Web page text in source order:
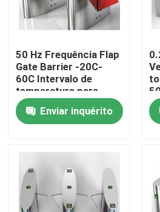
Fábrica
Controle de Qualidade
Fale Conosco
Pedir um orçamento
Portas eletrônicas do
50 Hz Frequência Flap
Gate Barrier -20C-
60C Intervalo de
temperatura para
controle de acesso
Enviar inquérito